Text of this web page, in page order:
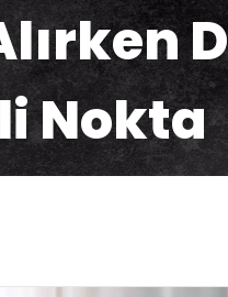
Nokta